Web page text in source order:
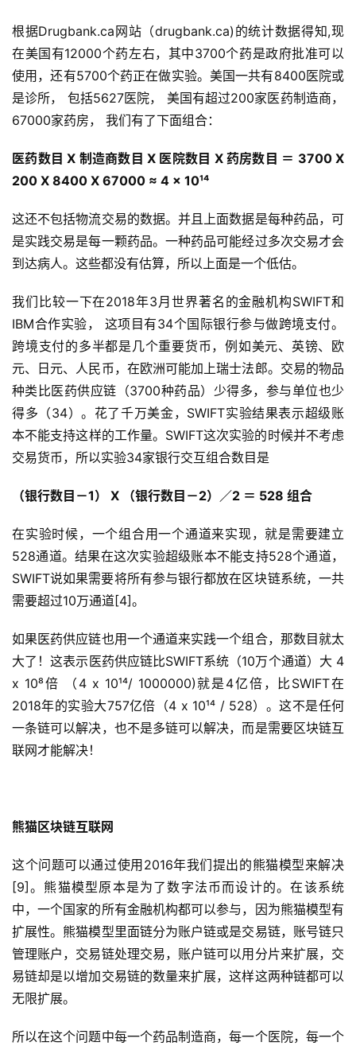
根据Drugbank.ca网站（drugbank.ca)的统计数据得知,现
在美国有12000个药左右，其中3700个药是政府批准可以
使用，还有5700个药正在做实验。美国一共有8400医院或
是诊所， 包括5627医院， 美国有超过200家医药制造商，
67000家药房， 我们有了下面组合：
医药数目 X 制造商数目 X 医院数目 X 药房数目 ＝ 3700 X
200 X 8400 X 67000 ≈ 4 x 10¹⁴
这还不包括物流交易的数据。并且上面数据是每种药品，可
是实践交易是每一颗药品。一种药品可能经过多次交易才会
到达病人。这些都没有估算，所以上面是一个低估。
我们比较一下在2018年3月世界著名的金融机构SWIFT和
IBM合作实验， 这项目有34个国际银行参与做跨境支付。
跨境支付的多半都是几个重要货币，例如美元、英镑、欧
元、日元、人民币，在欧洲可能加上瑞士法郎。交易的物品
种类比医药供应链（3700种药品）少得多，参与单位也少
得多（34）。花了千万美金，SWIFT实验结果表示超级账
本不能支持这样的工作量。SWIFT这次实验的时候并不考虑
交易货币，所以实验34家银行交互组合数目是
（银行数目－1） X （银行数目－2）／2 ＝ 528 组合
在实验时候，一个组合用一个通道来实现，就是需要建立
528通道。结果在这次实验超级账本不能支持528个通道，
SWIFT说如果需要将所有参与银行都放在区块链系统，一共
需要超过10万通道[4]。
如果医药供应链也用一个通道来实践一个组合，那数目就太
大了！这表示医药供应链比SWIFT系统（10万个通道）大 4
x 10⁸倍 （4 x 10¹⁴/ 1000000)就是4亿倍，比SWIFT在
2018年的实验大757亿倍（4 x 10¹⁴ / 528）。这不是任何
一条链可以解决，也不是多链可以解决，而是需要区块链互
联网才能解决！
熊猫区块链互联网
这个问题可以通过使用2016年我们提出的熊猫模型来解决
[9]。熊猫模型原本是为了数字法币而设计的。在该系统
中，一个国家的所有金融机构都可以参与，因为熊猫模型有
扩展性。熊猫模型里面链分为账户链或是交易链，账号链只
管理账户，交易链处理交易，账户链可以用分片来扩展，交
易链却是以增加交易链的数量来扩展，这样这两种链都可以
无限扩展。
所以在这个问题中每一个药品制造商，每一个医院，每一个